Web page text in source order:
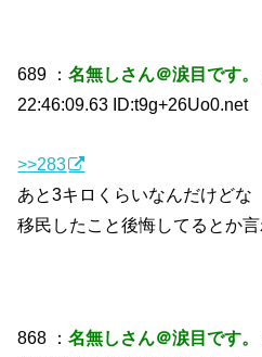
689 ：名無しさん＠涙目です。
22:46:09.63 ID:t9g+26Uo0.net
>>283
あと3キロくらいなんだけどな
移民したこと後悔してるとか
868 ：名無しさん＠涙目です。